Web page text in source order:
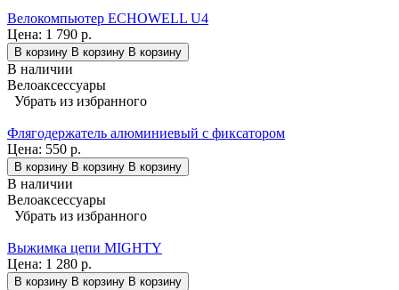
Велокомпьютер ECHOWELL U4
Цена: 1 790 р.
В корзину В корзину В корзину
В наличии
Велоаксессуары
Убрать из избранного
Флягодержатель алюминиевый с фиксатором
Цена: 550 р.
В корзину В корзину В корзину
В наличии
Велоаксессуары
Убрать из избранного
Выжимка цепи MIGHTY
Цена: 1 280 р.
В корзину В корзину В корзину